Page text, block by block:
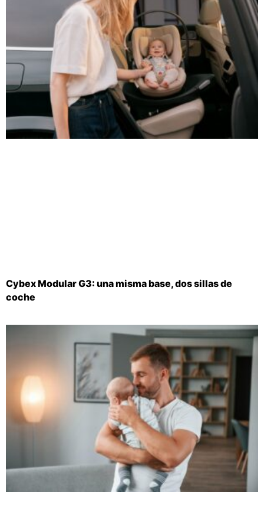
Cybex Modular G3: una misma base, dos sillas de
coche